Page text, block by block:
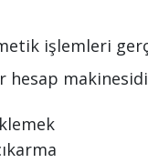
işlemleri
hesap